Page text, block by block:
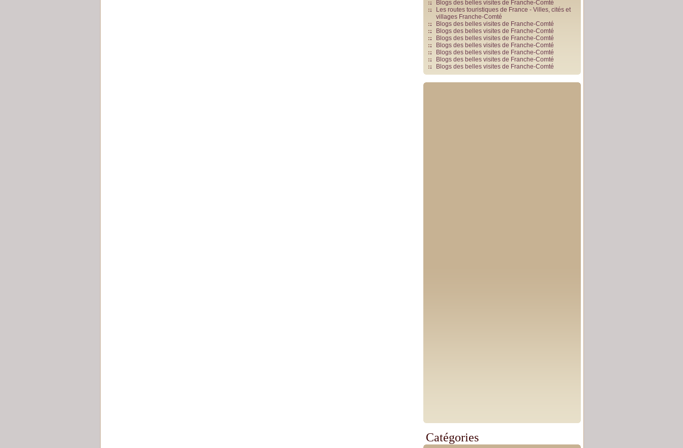
Blogs des belles visites de Franche-Comté
Les routes touristiques de France - Villes, cités et
villages Franche-Comté
Blogs des belles visites de Franche-Comté
Blogs des belles visites de Franche-Comté
Blogs des belles visites de Franche-Comté
Blogs des belles visites de Franche-Comté
Blogs des belles visites de Franche-Comté
Blogs des belles visites de Franche-Comté
Blogs des belles visites de Franche-Comté
Catégories